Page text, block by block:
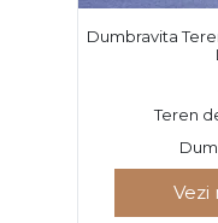
Dumbravita
Teren
Vezi